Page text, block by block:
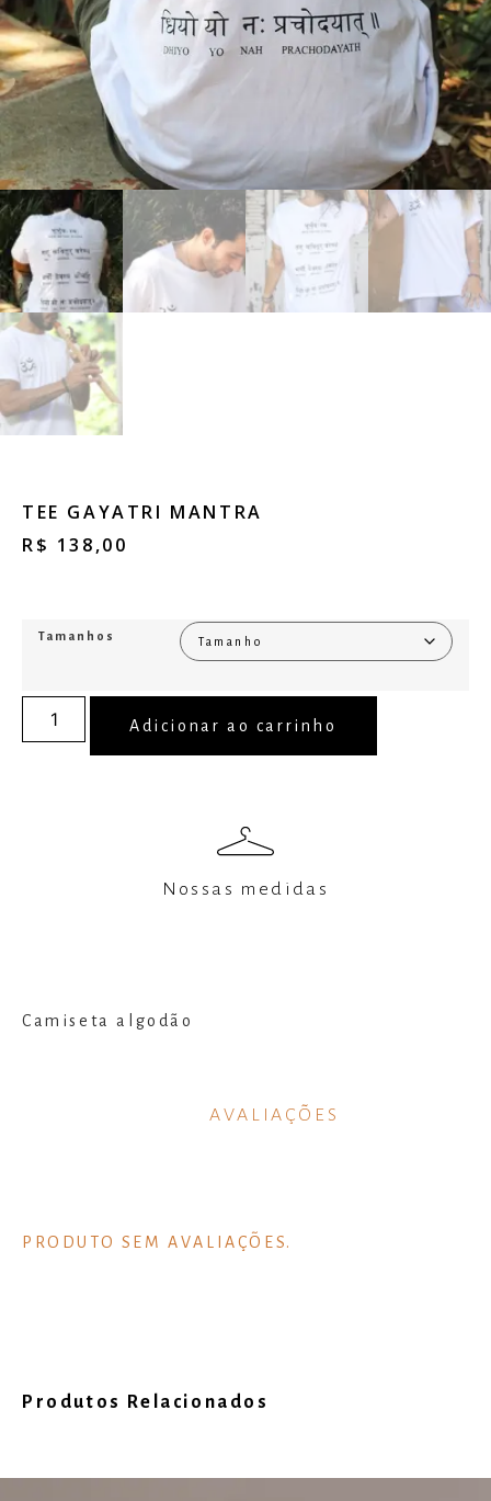
TEE GAYATRI MANTRA
R$ 138,00
Tamanhos
Adicionar ao carrinho
Nossas medidas
Camiseta algodão
AVALIAÇÕES
Produtos Relacionados